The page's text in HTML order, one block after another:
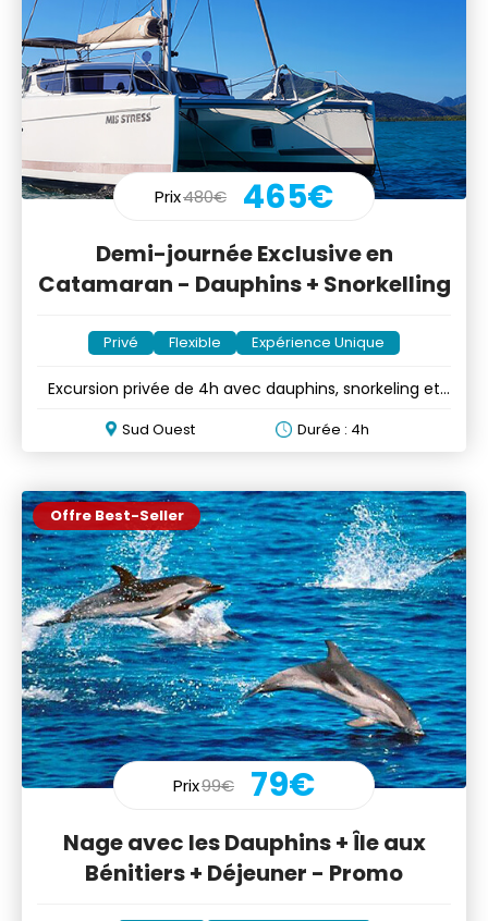
Prix480€ 465€
Demi-journée Exclusive en
Catamaran - Dauphins + Snorkelling
Privé Flexible Expérience Unique
Excursion privée de 4h avec dauphins, snorkeling et
Sud Ouest Durée : 4h
Offre Best-Seller
Prix99€ 79€
Nage avec les Dauphins + Île aux
Bénitiers + Déjeuner - Promo